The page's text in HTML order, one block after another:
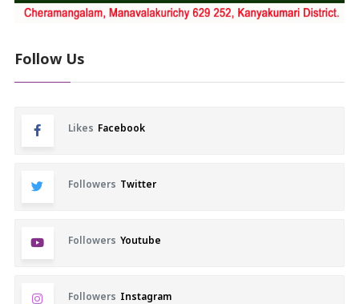
Follow Us
Likes Facebook
Followers Twitter
Followers Youtube
Followers Instagram